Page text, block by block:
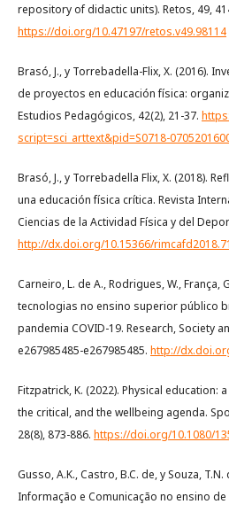
repository of didactic units). Retos, 49,
https://doi.org/10.47197/retos.v49.98114
Brasó, J., y Torrebadella-Flix, X. (2016).
de proyectos en educación física:
Estudios Pedagógicos, 42(2), 21-37.
script=sci_arttext&pid=S0718-
Brasó, J., y Torrebadella Flix, X. (2018).
una educación física crítica. Revista
Ciencias de la Actividad Física y del
http://dx.doi.org/10.15366/
Carneiro, L. de A., Rodrigues, W., França,
tecnologias no ensino superior público
pandemia COVID-19. Research, Society
e267985485-e267985485. http://
Fitzpatrick, K. (2022). Physical education:
the critical, and the wellbeing agenda.
28(8), 873-886. https://doi.org/10.1080/
Gusso, A.K., Castro, B.C. de, y Souza,
Informação e Comunicação no ensino